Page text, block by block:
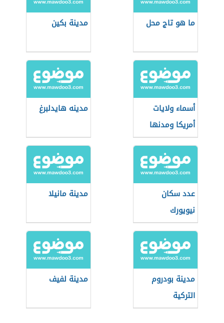
ما هو تاج محل مدينة بكين
أسماء ولايات
أمريكا ومدنها
مدينه هايدلبرغ
عدد سكان
نيويورك
مدينة مانيلا
مدينة بودروم
التركية
مدينة لفيف